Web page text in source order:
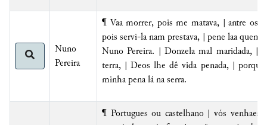
Nuno
Pereira
¶ Vaa morrer, pois me matava, | antre os
pois servi-la nam prestava, | pene laa quem
Nuno Pereira. | Donzela mal maridada, |
terra, | Deos lhe dê vida penada, |
minha pena lá na serra.
¶ Portugues ou castelhano | vós venhaes